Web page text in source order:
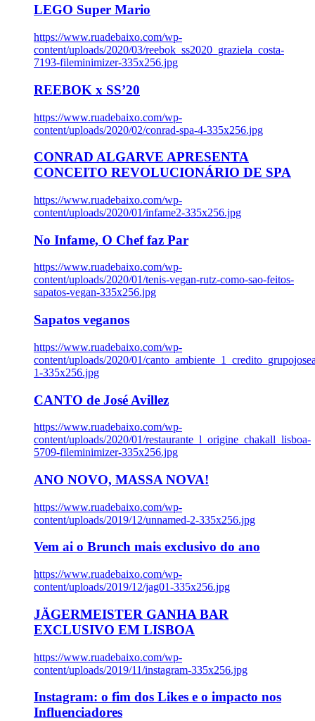
LEGO Super Mario
https://www.ruadebaixo.com/wp-
content/uploads/2020/03/reebok_ss2020_graziela_costa-
7193-fileminimizer-335x256.jpg
REEBOK x SS’20
https://www.ruadebaixo.com/wp-
content/uploads/2020/02/conrad-spa-4-335x256.jpg
CONRAD ALGARVE APRESENTA
CONCEITO REVOLUCIONÁRIO DE SPA
https://www.ruadebaixo.com/wp-
content/uploads/2020/01/infame2-335x256.jpg
No Infame, O Chef faz Par
https://www.ruadebaixo.com/wp-
content/uploads/2020/01/tenis-vegan-rutz-como-sao-feitos-
sapatos-vegan-335x256.jpg
Sapatos veganos
https://www.ruadebaixo.com/wp-
content/uploads/2020/01/
1-335x256.jpg
CANTO de José Avillez
https://www.ruadebaixo.com/wp-
content/uploads/2020/01/restaurante_l_origine_chakall_lisboa-
5709-fileminimizer-335x256.jpg
ANO NOVO, MASSA NOVA!
https://www.ruadebaixo.com/wp-
content/uploads/2019/12/unnamed-2-335x256.jpg
Vem ai o Brunch mais exclusivo do ano
https://www.ruadebaixo.com/wp-
content/uploads/2019/12/jag01-335x256.jpg
JÄGERMEISTER GANHA BAR
EXCLUSIVO EM LISBOA
https://www.ruadebaixo.com/wp-
content/uploads/2019/11/instagram-335x256.jpg
Instagram: o fim dos Likes e o impacto nos
Influenciadores